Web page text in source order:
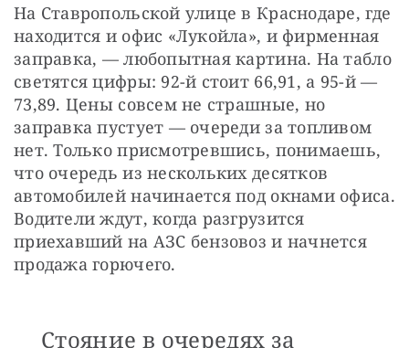
На Ставропольской улице в Краснодаре, где
находится и офис «Лукойла», и фирменная
заправка, — любопытная картина. На табло
светятся цифры: 92-й стоит 66,91, а 95-й —
73,89. Цены совсем не страшные, но
заправка пустует — очереди за топливом
нет. Только присмотревшись, понимаешь,
что очередь из нескольких десятков
автомобилей начинается под окнами офиса.
Водители ждут, когда разгрузится
приехавший на АЗС бензовоз и начнется
продажа горючего.
Стояние в очередях за